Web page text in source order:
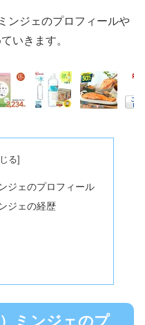
ンジェのプロフィールや
いきます。
ジェのプロフィール
ジェの経歴
ミンジェのプ